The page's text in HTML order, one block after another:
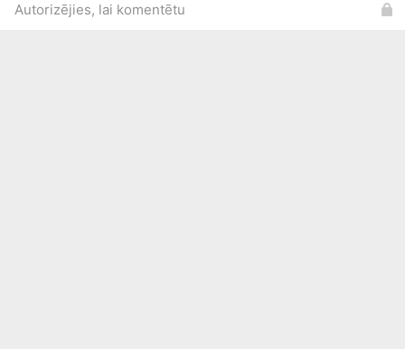
Autorizējies, lai komentētu